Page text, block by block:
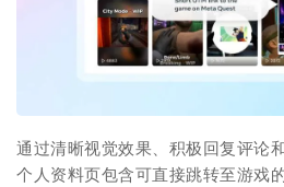
通过清晰视觉效果、积极回复评论
个人资料页包含可直接跳转至游戏